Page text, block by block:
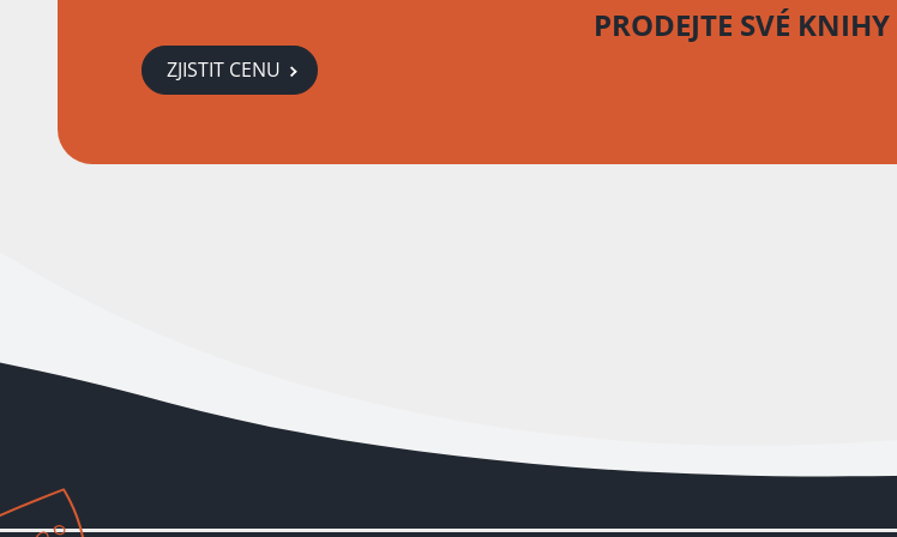
PRODEJTE SVÉ KNIHY
ZJISTIT CENU